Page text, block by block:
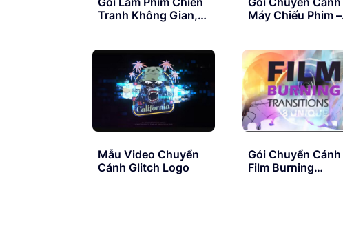
Tranh Không Gian,
BIGFILMS SCI-FI
Infinity Pack
Máy Chiếu Phim –
Mẫu Video Chuyển
Cảnh Glitch Logo
Gói Chuyển Cảnh
Film Burning